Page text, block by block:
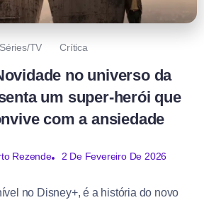
Séries/TV Crítica
no universo da
um super-herói que
com a ansiedade
Rezende 2 De Fevereiro De 2026
no Disney+, é a história do novo